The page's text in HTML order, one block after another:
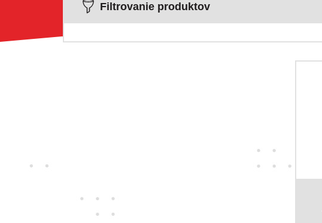
Filtrovanie produktov